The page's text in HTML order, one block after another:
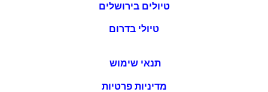
טיולים בירושלים
טיולי בדרום
תנאי שימוש
מדיניות פרטיות